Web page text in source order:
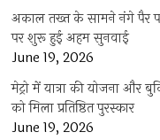
अकाल तख्त के सामने नंगे पैर
पर शुरू हुई अहम सुनवाई
June 19, 2026
मेट्रो में यात्रा की योजना और
को मिला प्रतिष्ठित पुरस्कार
June 19, 2026